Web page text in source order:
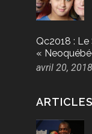
Qc2018 :
«
avril 20, 2018